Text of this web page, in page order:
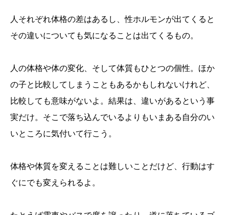
人それぞれ体格の差はあるし、性ホルモンが出てくると
その違いについても気になることは出てくるもの。
人の体格や体の変化、そして体質もひとつの個性。ほか
の子と比較してしまうこともあるかもしれないけれど、
比較しても意味がないよ。結果は、違いがあるという事
実だけ。そこで落ち込んでいるよりもいまある自分のい
いところに気付いて行こう。
体格や体質を変えることは難しいことだけど、行動はす
ぐにでも変えられるよ。